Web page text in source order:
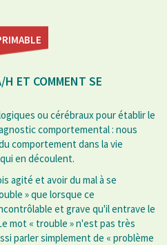
ET COMMENT SE
ou cérébraux pour établir le
comportemental : nous
comportement dans la vie
en découlent.
agité et avoir du mal à se
» que lorsque ce
et grave qu'il entrave le
mot « trouble » n'est pas très
parler simplement de « problème